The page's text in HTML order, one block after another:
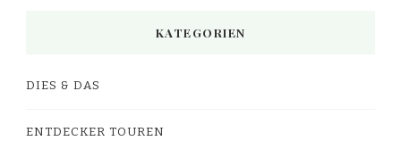
KATEGORIEN
DIES & DAS
ENTDECKER TOUREN